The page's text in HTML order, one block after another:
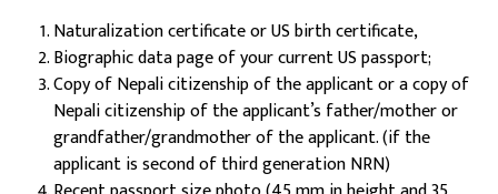
Naturalization certificate or US birth certificate,
Biographic data page of your current US passport;
Copy of Nepali citizenship of the applicant or a copy of
Nepali citizenship of the applicant’s father/mother or
grandfather/grandmother of the applicant. (if the
applicant is second of third generation NRN)